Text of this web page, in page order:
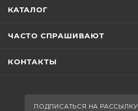
КАТАЛОГ
ЧАСТО СПРАШИВАЮТ
КОНТАКТЫ
ПОДПИСАТЬСЯ НА РАССЫЛКУ